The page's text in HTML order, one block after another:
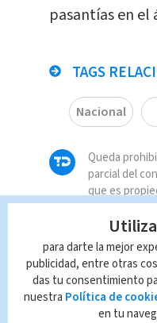
pasantías en el
TAGS
Nacional
Queda
parcial del
que es
reproducción
infracción y
leyes
para darte la mejor
publicidad, entre otras
das tu consentimiento
nuestra Política de
en tu